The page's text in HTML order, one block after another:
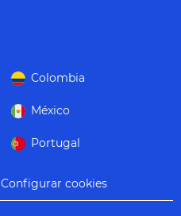
Colombia
México
Portugal
Configurar cookies